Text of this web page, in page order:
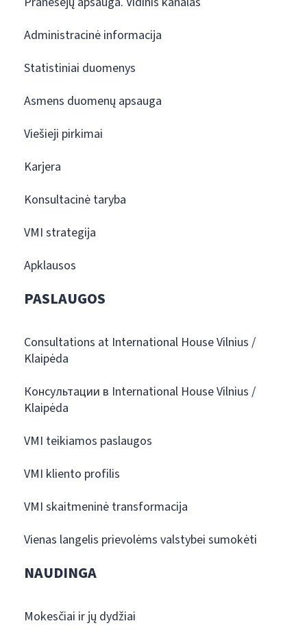
Administracinė informacija
Statistiniai duomenys
Asmens duomenų apsauga
Viešieji pirkimai
Karjera
Konsultacinė taryba
VMI strategija
Apklausos
PASLAUGOS
Consultations at International House Vilnius /
Klaipėda
Консультации в International House Vilnius /
Klaipėda
VMI teikiamos paslaugos
VMI kliento profilis
VMI skaitmeninė transformacija
Vienas langelis prievolėms valstybei sumokėti
NAUDINGA
Mokesčiai ir jų dydžiai